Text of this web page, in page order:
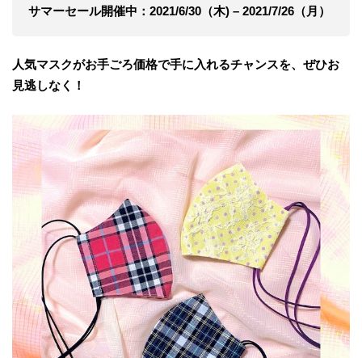
サマーセール開催中：2021/6/30（木) – 2021/7/26（月）
人気マスクがお手ごろ価格で手に入れるチャンスを、ぜひお
見逃しなく！